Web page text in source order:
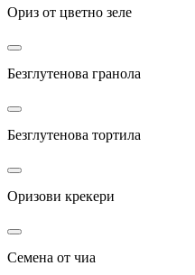
Ориз от цветно зеле
Безглутенова гранола
Безглутенова тортила
Оризови крекери
Семена от чиа